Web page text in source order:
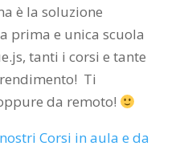
è la soluzione
prima e unica scuola
tanti i corsi e tante
Ti
da remoto!
Corsi in aula e da